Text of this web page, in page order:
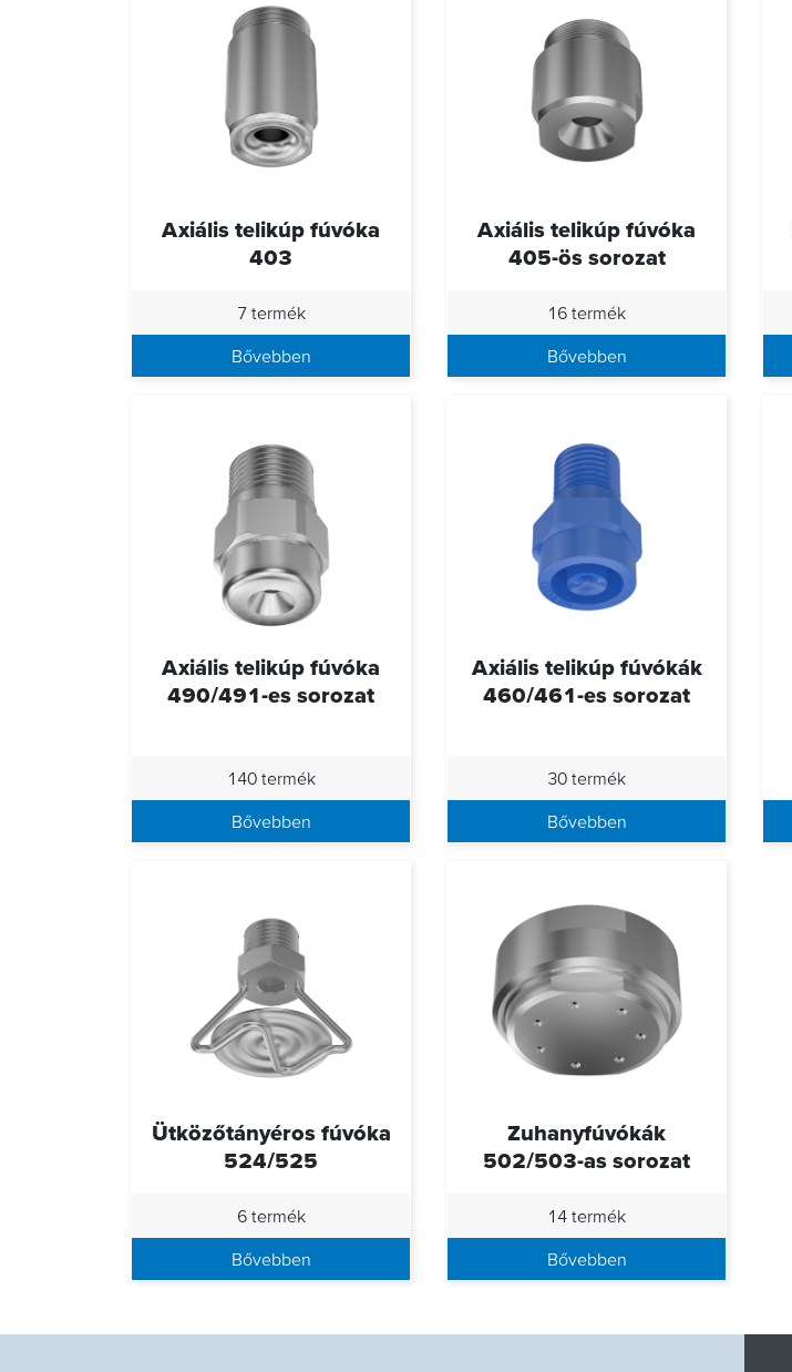
Axiális telikúp fúvóka
403
7 termék
Bővebben
Axiális telikúp fúvóka
405-ös sorozat
16 termék
Bővebben
Axiális telikúp fúvóka
490/491-es sorozat
140 termék
Bővebben
Axiális telikúp fúvókák
460/461-es sorozat
30 termék
Bővebben
Ütközőtányéros fúvóka
524/525
6 termék
Bővebben
Zuhanyfúvókák
502/503-as sorozat
14 termék
Bővebben